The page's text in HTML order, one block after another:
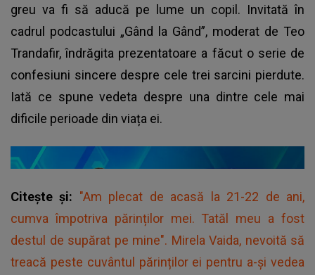
greu va fi să aducă pe lume un copil. Invitată în
cadrul podcastului „Gând la Gând”, moderat de Teo
Trandafir, îndrăgita prezentatoare a făcut o serie de
confesiuni sincere despre cele trei sarcini pierdute.
Iată ce spune vedeta despre una dintre cele mai
dificile perioade din viața ei.
Citește și: "Am plecat de acasă la 21-22 de ani,
cumva împotriva părinților mei. Tatăl meu a fost
destul de supărat pe mine". Mirela Vaida, nevoită să
treacă peste cuvântul părinților ei pentru a-și vedea